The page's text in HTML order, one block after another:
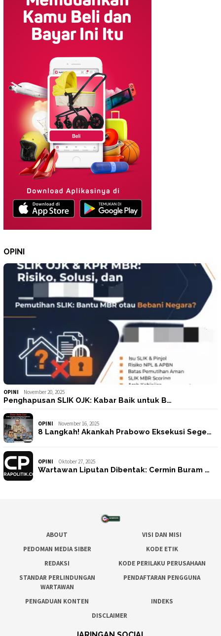
OPINI
OPINI November 20, 2025
Penghapusan SLIK OJK: Kabar Baik untuk B…
OPINI November 16, 2025
8 Langkah! Akankah Prabowo Eksekusi Sege…
OPINI Oktober 27, 2025
Wartawan Liputan Dibentak: Cermin Buram …
ABOUT
VISI DAN MISI
PEDOMAN MEDIA SIBER
KODE ETIK
REDAKSI
KODE PERILAKU PERUSAHAAN
STANDAR PERLINDUNGAN
WARTAWAN
PENDAFTARAN PENGGUNA
PENGADUAN KONTEN
INDEKS
DISCLAIMER